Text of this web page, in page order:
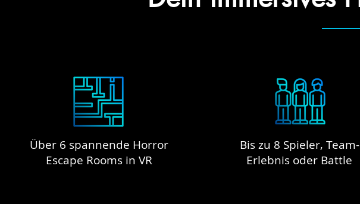
Über 6 spannende Horror
Escape Rooms in VR
Bis zu 8 Spieler, Team-
Erlebnis oder Battle